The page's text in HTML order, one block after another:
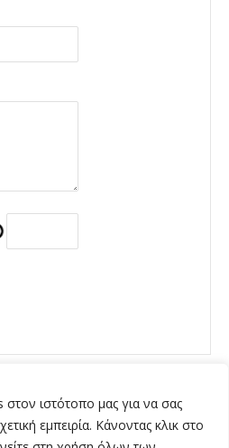
ιστότοπο μας για να σας
εμπειρία. Κάνοντας κλικ στο